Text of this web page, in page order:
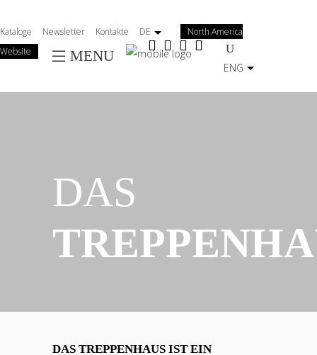
al
contenuto
Kataloge Newsletter Kontakte DE
North America
Website
MENU
ENG
DAS
DAS TREPPENHAUS IST EIN